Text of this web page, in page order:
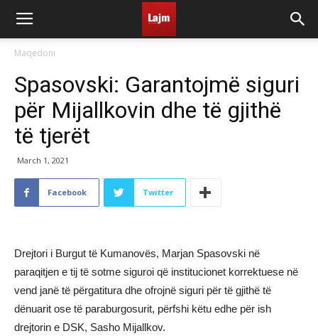
Maqedoni
Spasovski: Garantojmë siguri
për Mijallkovin dhe të gjithë
të tjerët
March 1, 2021
Facebook Twitter
Drejtori i Burgut të Kumanovës, Marjan Spasovski në
paraqitjen e tij të sotme siguroi që institucionet korrektuese në
vend janë të përgatitura dhe ofrojnë siguri për të gjithë të
dënuarit ose të paraburgosurit, përfshi këtu edhe për ish
drejtorin e DSK, Sasho Mijallkov.